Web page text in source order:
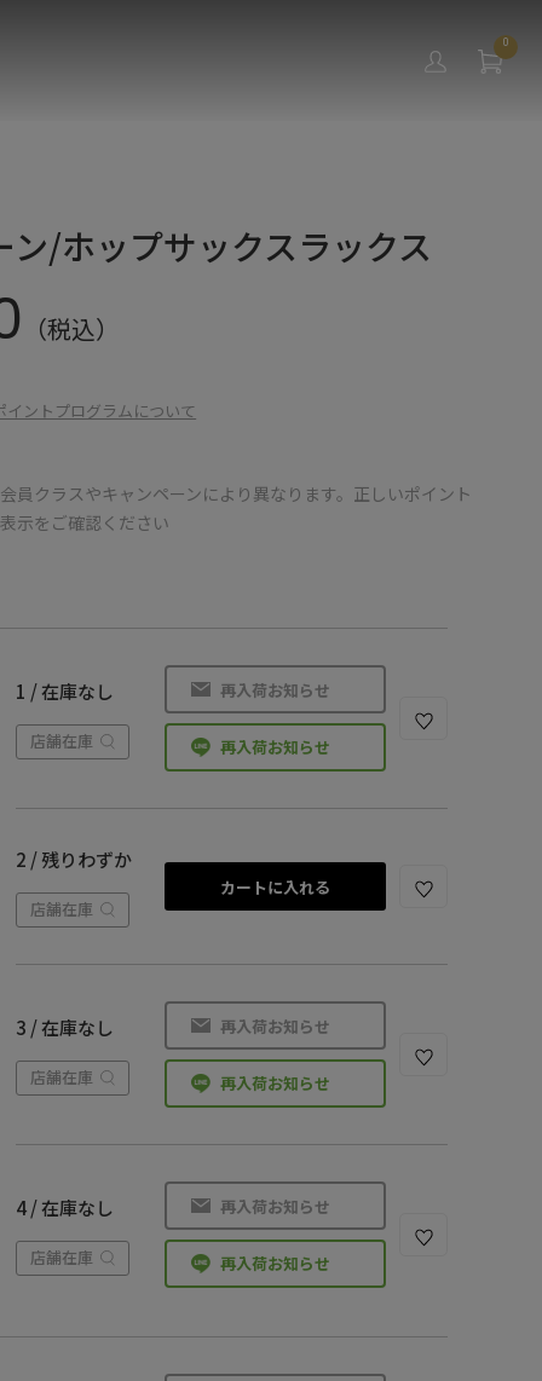
0
ン/ホップサックスラックス
（税込）
イントプログラムについて
員クラスやキャンペーンにより異なります。正しいポイント
示をご確認ください
1 / 在庫なし
店舗在庫
再入荷お知らせ
再入荷お知らせ
2 / 残りわずか
店舗在庫
カートに入れる
3 / 在庫なし
店舗在庫
再入荷お知らせ
再入荷お知らせ
4 / 在庫なし
店舗在庫
再入荷お知らせ
再入荷お知らせ